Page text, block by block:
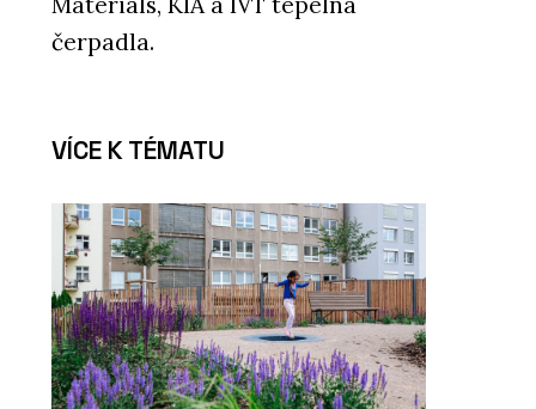
O FIRMĚ
AGROP NOVA a. s. (NOVATOP)
čerpadla.
VÍCE K TÉMATU